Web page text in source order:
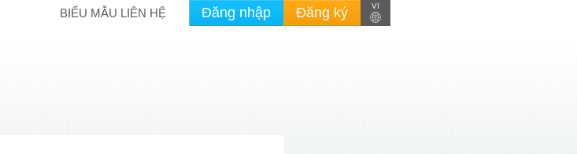
Đăng nhập Đăng ký VI
BIỂU MẪU LIÊN HỆ